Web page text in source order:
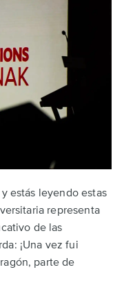
estás leyendo estas
representa
de las
¡Una vez fui
parte de